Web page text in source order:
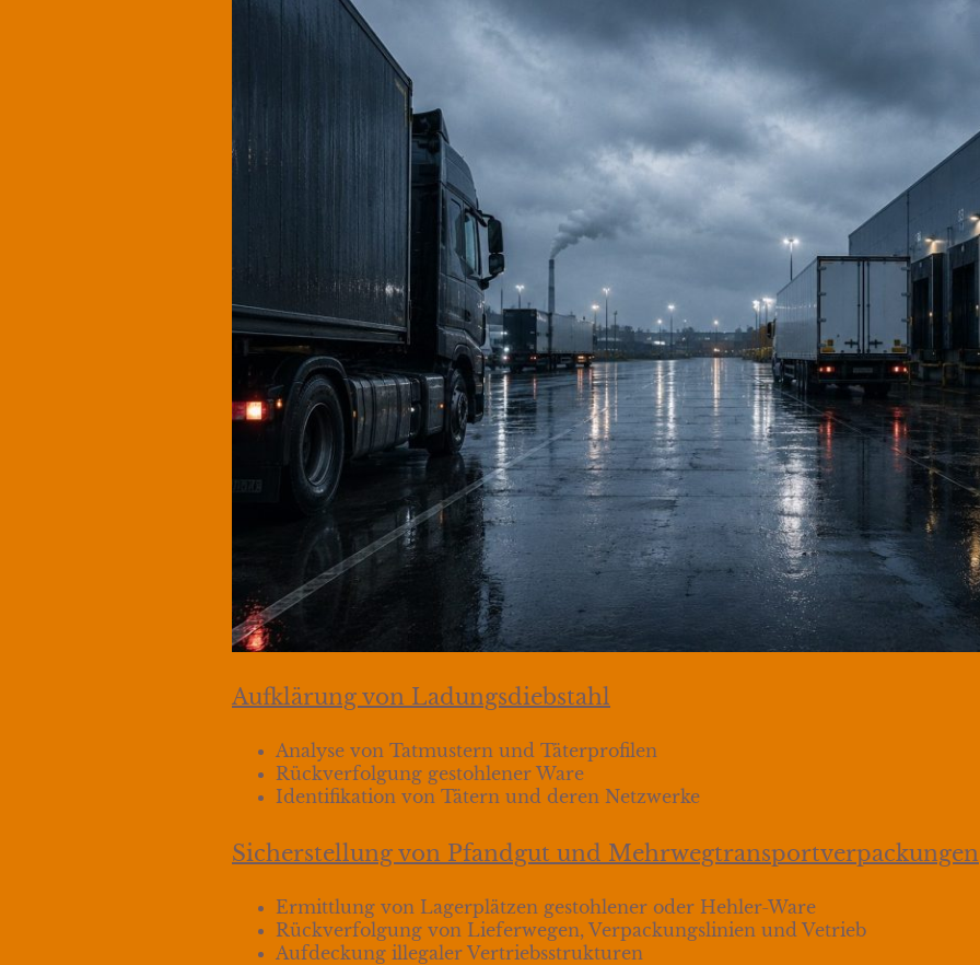
Aufklärung von Ladungsdiebstahl
Analyse von Tatmustern und Täterprofilen
Rückverfolgung gestohlener Ware
Identifikation von Tätern und deren Netzwerke
Sicherstellung von Pfandgut und Mehrwegtransportverpackungen
Ermittlung von Lagerplätzen gestohlener oder Hehler-Ware
Rückverfolgung von Lieferwegen, Verpackungslinien und Vetrieb
Aufdeckung illegaler Vertriebsstrukturen